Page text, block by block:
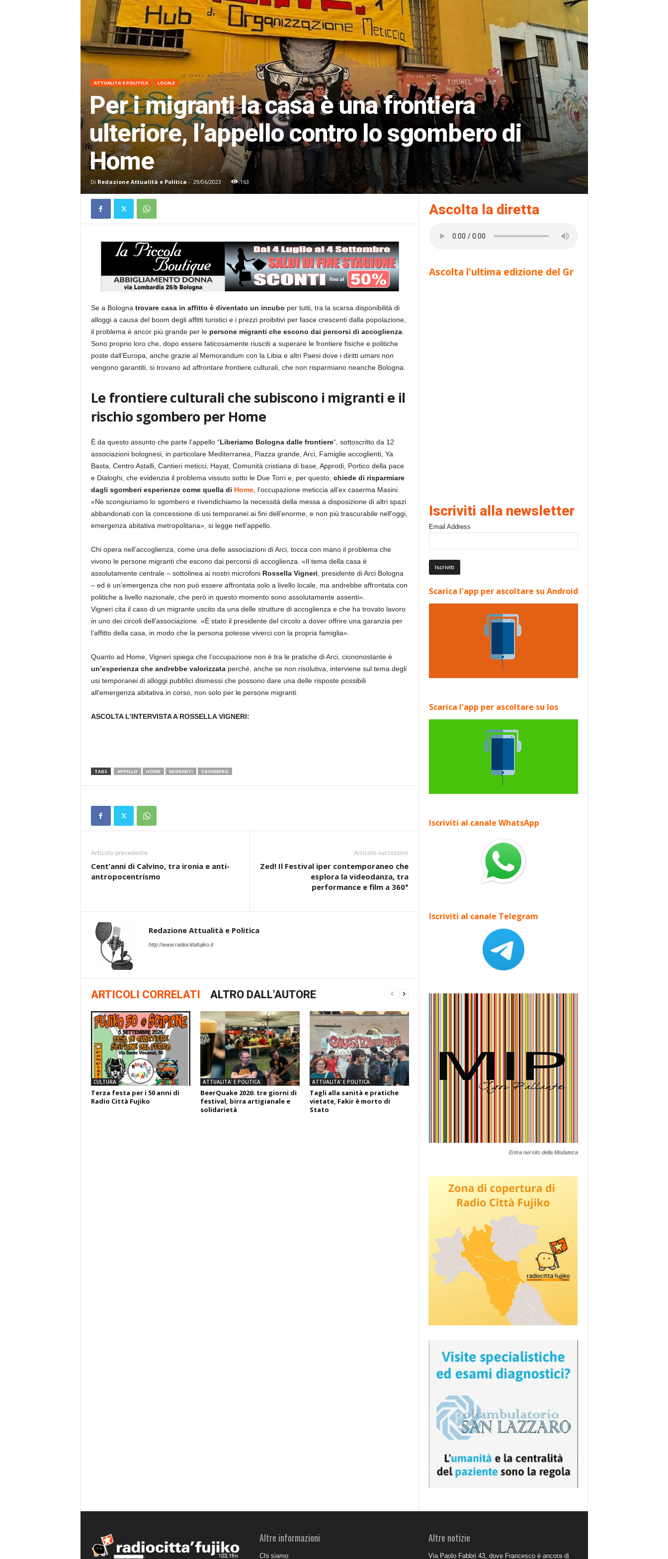
ATTUALITA' E POLITICA LOCALE
Per i migranti la casa è una frontiera
ulteriore, l’appello contro lo sgombero di
Home
Di Redazione Attualità e Politica - 29/06/2023 163
Se a Bologna trovare casa in affitto è diventato un incubo per tutti, tra la scarsa disponibilità di
alloggi a causa del boom degli affitti turistici e i prezzi proibitivi per fasce crescenti dalla popolazione,
il problema è ancor più grande per le persone migranti che escono dai percorsi di accoglienza.
Sono proprio loro che, dopo essere faticosamente riusciti a superare le frontiere fisiche e politiche
poste dall’Europa, anche grazie al Memorandum con la Libia e altri Paesi dove i diritti umani non
vengono garantiti, si trovano ad affrontare frontiere culturali, che non risparmiano neanche Bologna.
Le frontiere culturali che subiscono i migranti e il
rischio sgombero per Home
È da questo assunto che parte l’appello “Liberiamo Bologna dalle frontiere“, sottoscritto da 12
associazioni bolognesi, in particolare Mediterranea, Piazza grande, Arci, Famiglie accoglienti, Ya
Basta, Centro Astalli, Cantieri meticci, Hayat, Comunità cristiana di base, Approdi, Portico della pace
e Dialoghi, che evidenzia il problema vissuto sotto le Due Torri e, per questo, chiede di risparmiare
dagli sgomberi esperienze come quella di Home, l’occupazione meticcia all’ex caserma Masini.
«Ne scongiuriamo lo sgombero e rivendichiamo la necessità della messa a disposizione di altri spazi
abbandonati con la concessione di usi temporanei ai fini dell’enorme, e non più trascurabile nell’oggi,
emergenza abitativa metropolitana», si legge nell’appello.
Chi opera nell’accoglienza, come una delle associazioni di Arci, tocca con mano il problema che
vivono le persone migranti che escono dai percorsi di accoglienza. «Il tema della casa è
assolutamente centrale – sottolinea ai nostri microfoni Rossella Vigneri , presidente di Arci Bologna
– ed è un’emergenza che non può essere affrontata solo a livello locale, ma andrebbe affrontata con
politiche a livello nazionale, che però in questo momento sono assolutamente assenti».
Vigneri cita il caso di un migrante uscito da una delle strutture di accoglienza e che ha trovato lavoro
in uno dei circoli dell’associazione. «È stato il presidente del circolo a dover offrire una garanzia per
l’affitto della casa, in modo che la persona potesse viverci con la propria famiglia».
Quanto ad Home, Vigneri spiega che l’occupazione non è tra le pratiche di Arci, ciononostante è
un’esperienza che andrebbe valorizzataperché, anche se non risolutiva, interviene sul tema degli
usi temporanei di alloggi pubblici dismessi che possono dare una delle risposte possibili
all’emergenza abitativa in corso, non solo per le persone migranti.
ASCOLTA L’INTERVISTA A ROSSELLA VIGNERI:
TAGS APPELLO HOME MIGRANTI SGOMBERO
Articolo precedente
Cent’anni di Calvino, tra ironia e anti-
antropocentrismo
Articolo successivo
Zed! Il Festival iper contemporaneo che
esplora la videodanza, tra
performance e film a 360°
Redazione Attualità e Politica
http://www.radiocittafujiko.it
ARTICOLI CORRELATI ALTRO DALL'AUTORE
CULTURA
Terza festa per i 50 anni di
Radio Città Fujiko
ATTUALITA' E POLITICA
BeerQuake 2026: tre giorni di
festival, birra artigianale e
solidarietà
ATTUALITA' E POLITICA
Tagli alla sanità e pratiche
vietate, Fakir è morto di
Stato
Ascolta la diretta
Ascolta l'ultima edizione del Gr
Iscriviti alla newsletter
Email Address
Scarica l'app per ascoltare su Android
Scarica l'app per ascoltare su Ios
Iscriviti al canale WhatsApp
Iscriviti al canale Telegram
Entra nel sito della Modateca
Altre informazioni
Chi siamo
Altre notizie
Via Paolo Fabbri 43, dove Francesco è ancora di